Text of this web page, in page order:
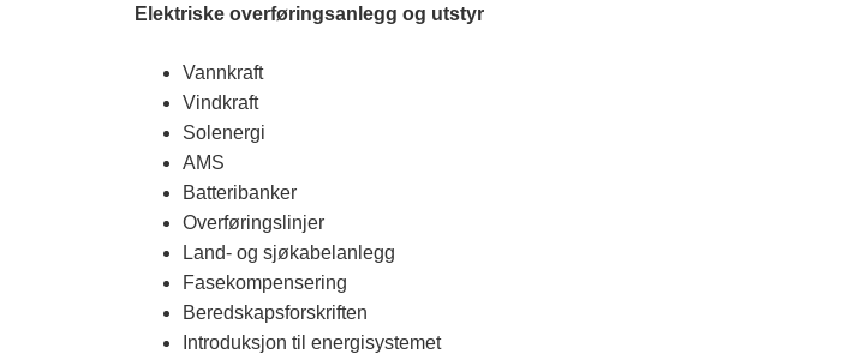
Elektriske overføringsanlegg og utstyr
Vannkraft
Vindkraft
Solenergi
AMS
Batteribanker
Overføringslinjer
Land- og sjøkabelanlegg
Fasekompensering
Beredskapsforskriften
Introduksjon til energisystemet